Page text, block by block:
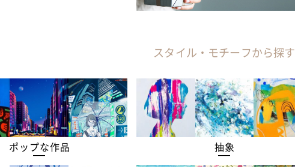
スタイル・モチーフから探す
ポップな作品 抽象